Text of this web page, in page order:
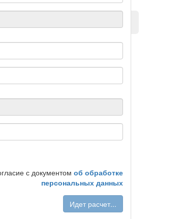
с документом об обработке
персональных данных
Идет расчет...